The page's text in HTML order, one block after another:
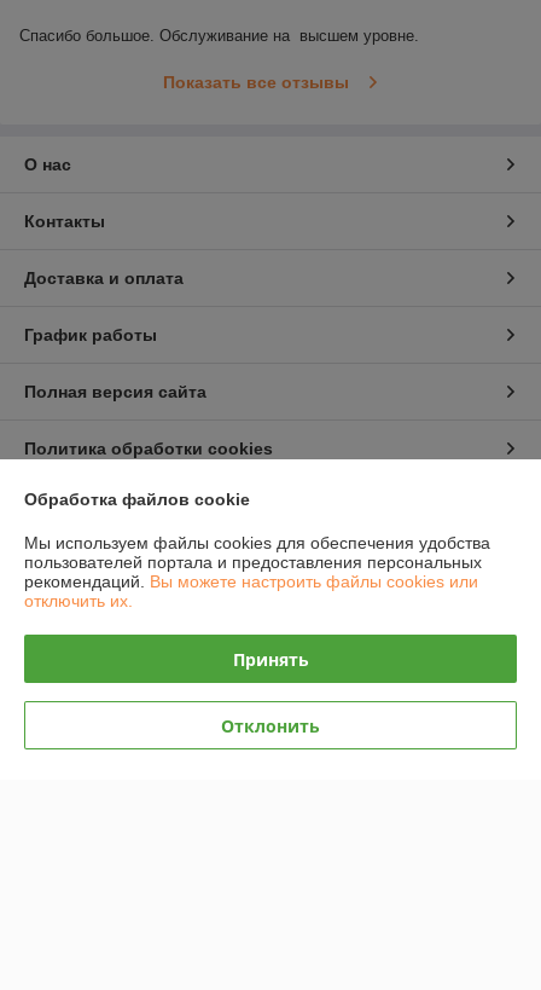
Спасибо большое. Обслуживание на  высшем уровне.
Показать все отзывы
О нас
Контакты
Доставка и оплата
График работы
Полная версия сайта
Политика обработки cookies
Сайт создан на платформе Deal.by
Информация для покупателя
Юридическое лицо:ООО "САДВИН"
г.Минск ул.Маяковского 127/2 пом.103
Обработка файлов cookie
Мы используем файлы cookies для обеспечения удобства
пользователей портала и предоставления персональных
рекомендаций. Вы можете настроить файлы cookies или
отключить их.
Принять
Отклонить